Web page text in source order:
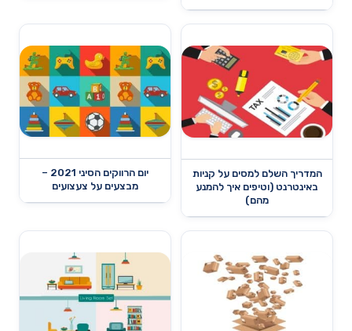
המדריך השלם למסים על קניות
באינטרנט (וטיפים איך להמנע
מהם)
יום הרווקים הסיני 2021 –
מבצעים על צעצועים